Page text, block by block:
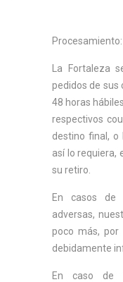
Procesamiento:
La Fortaleza
pedidos de sus
48 horas
respectivos
destino final, o
así lo requiera,
su retiro.
En casos de
adversas,
poco más, por
debidamente
En caso de